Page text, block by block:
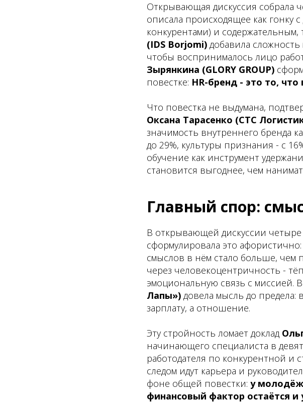
Открывающая дискуссия собрала
описала происходящее как гонку
конкурентами) и содержательным,
(IDS Borjomi) добавила
чтобы воспринималось лицо
Зырянкина (GLORY GROUP)
повестке: HR-бренд - это то,
Что повестка не выдумана,
Оксана Тарасенко (СТС
значимость внутреннего бренда
до 29%, культуры признания - с
обучение как инструмент
становится выгоднее, чем
Главный спор:
В открывающей дискуссии четыре
сформулировала это
смыслов в нём стало больше, чем
через человекоцентричность -
эмоциональную связь с миссией.
Лапы») довела мысль до
зарплату, а отношение.
Эту стройность ломает доклад
начинающего специалиста в
работодателя по конкурентной и
следом идут карьера и
фоне общей повестки: у
финансовый фактор остаётся